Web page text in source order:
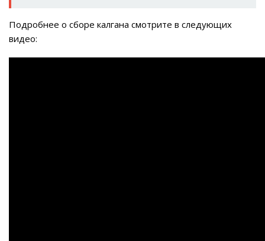
Подробнее о сборе калгана смотрите в следующих
видео: